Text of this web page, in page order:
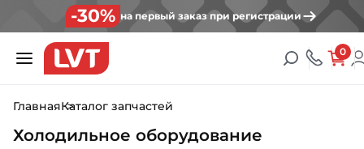
-30% на первый заказ при регистрации
0
ГлавнаяКаталог запчастей
Холодильное оборудование